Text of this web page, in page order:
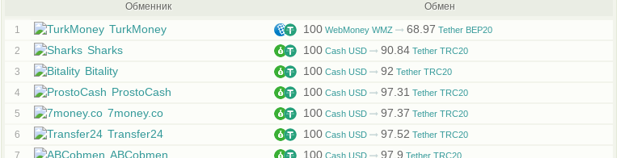
Обменник Обмен
1 TurkMoney 100WebMoney WMZ 68.97 Tether BEP20
2 Sharks 100Cash USD 90.84Tether TRC20
3 Bitality 100Cash USD 92 Tether TRC20
4 ProstoCash 100Cash USD 97.31 Tether TRC20
5 7money.co 100Cash USD 97.37 Tether TRC20
6 Transfer24 100Cash USD 97.52 Tether TRC20
7 ABCobmen 100Cash USD 97.9 Tether TRC20